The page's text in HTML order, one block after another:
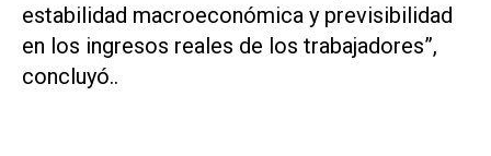
estabilidad macroeconómica y previsibilidad
en los ingresos reales de los trabajadores”,
concluyó..